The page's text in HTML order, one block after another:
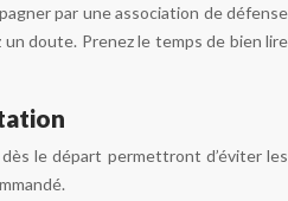
par une association de défense
doute. Prenez le temps de bien lire
le départ permettront d’éviter les